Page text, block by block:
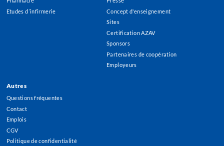
Etudes d´infirmerie
Concept d'enseignement
Sites
Certification AZAV
Sponsors
Partenaires de coopération
Employeurs
Autres
Questions fréquentes
Contact
Emplois
CGV
Politique de confidentialité